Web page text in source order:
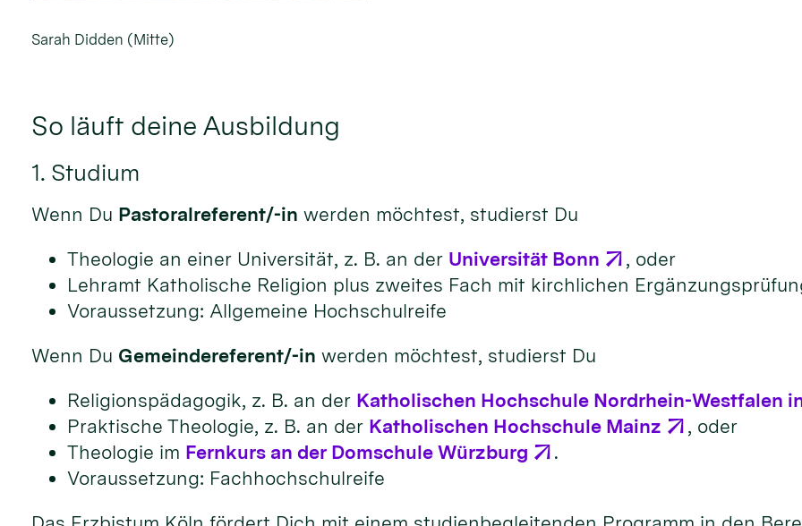
Sarah Didden (Mitte)
So läuft deine Ausbildung
1. Studium
Wenn Du Pastoralreferent/-in werden möchtest, studierst Du
Theologie an einer Universität, z. B. an der Universität Bonn
, oder
Lehramt Katholische Religion plus zweites Fach mit kirchlichen
Voraussetzung: Allgemeine Hochschulreife
Wenn Du Gemeindereferent/-in werden möchtest, studierst Du
Religionspädagogik, z. B. an der Katholischen Hochschule Nordrhein-Westfalen
Praktische Theologie, z. B. an der Katholischen Hochschule Mainz
, oder
Theologie im Fernkurs an der Domschule Würzburg
.
Voraussetzung: Fachhochschulreife